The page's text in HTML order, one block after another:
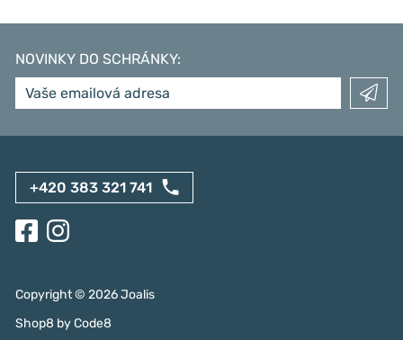
NOVINKY DO SCHRÁNKY:
+420 383 321 741
Copyright © 2026Joalis
Shop8 byCode8